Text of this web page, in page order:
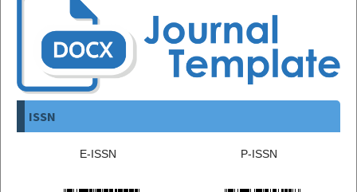
ISSN
E-ISSN P-ISSN